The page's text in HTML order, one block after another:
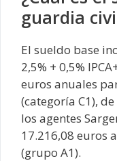
guardia
El sueldo base
2,5% + 0,5%
euros anuales
(categoría C1),
los agentes
17.216,08 euros
(grupo A1).